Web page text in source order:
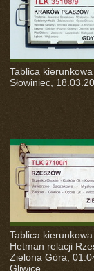
Tablica
Słowiniec,
Tablica
Hetman relacji
Zielona Góra,
Gliwice.